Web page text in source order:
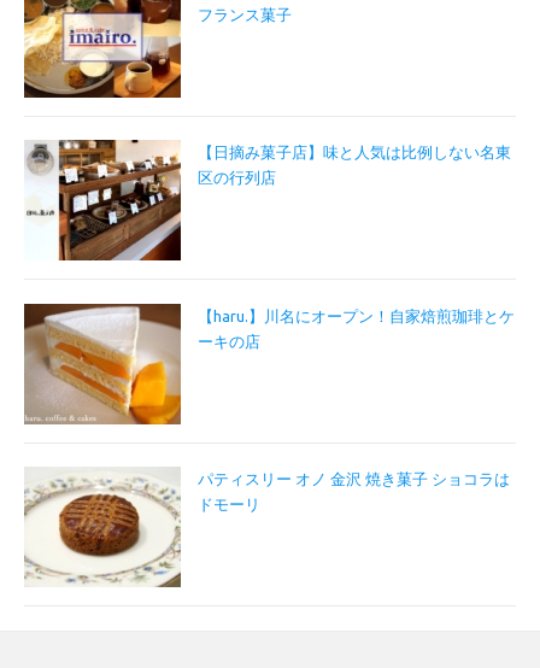
フランス菓子
【日摘み菓子店】味と人気は比例しない名東
区の行列店
【haru.】川名にオープン！自家焙煎珈琲とケ
ーキの店
パティスリー オノ 金沢 焼き菓子 ショコラは
ドモーリ